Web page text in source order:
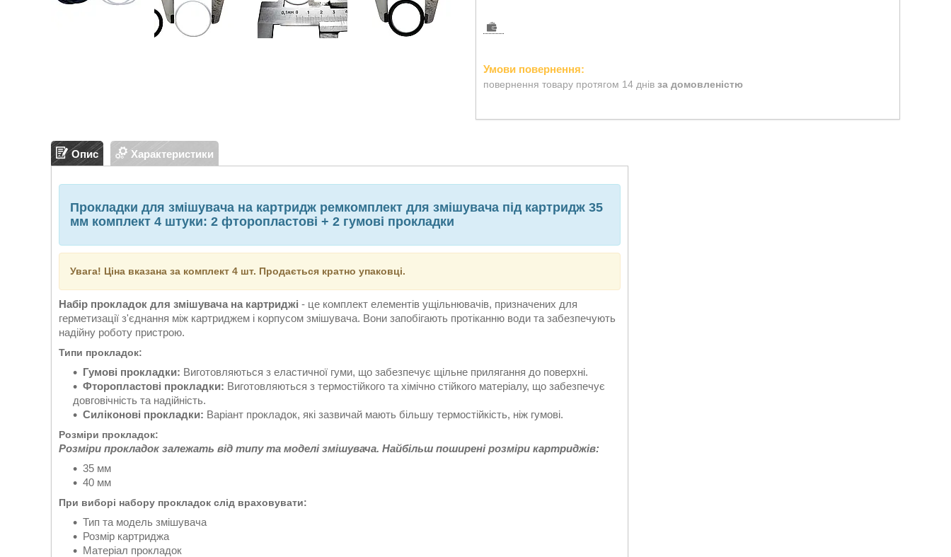
повернення товару протягом 14 днів за домовленістю
Опис Характеристики
Прокладки для змішувача на картридж ремкомплект для змішувача під картридж 35
мм комплект 4 штуки: 2 фторопластові + 2 гумові прокладки
Увага! Ціна вказана за комплект 4 шт. Продається кратно упаковці.
Набір прокладок для змішувача на картриджі - це комплект елементів ущільнювачів, призначених для
герметизації з'єднання між картриджем і корпусом змішувача. Вони запобігають протіканню води та забезпечують
надійну роботу пристрою.
Типи прокладок:
Гумові прокладки: Виготовляються з еластичної гуми, що забезпечує щільне прилягання до поверхні.
Фторопластові прокладки: Виготовляються з термостійкого та хімічно стійкого матеріалу, що забезпечує
довговічність та надійність.
Силіконові прокладки: Варіант прокладок, які зазвичай мають більшу термостійкість, ніж гумові.
Розміри прокладок:
Розміри прокладок залежать від типу та моделі змішувача. Найбільш поширені розміри картриджів:
35 мм
40 мм
При виборі набору прокладок слід враховувати:
Тип та модель змішувача
Розмір картриджа
Матеріал прокладок